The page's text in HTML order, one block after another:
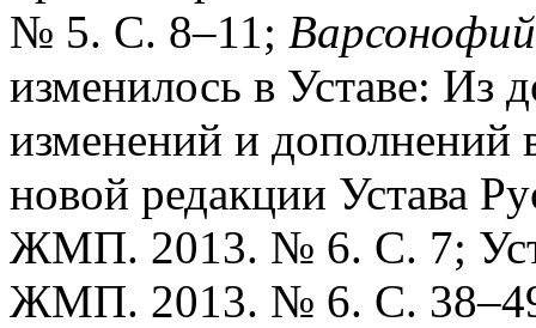
№ 5. С. 8–11;
изменилось в Уставе: Из
изменений и
новой редакции Устава
ЖМП. 2013. № 6. С. 7;
ЖМП. 2013. № 6. С.